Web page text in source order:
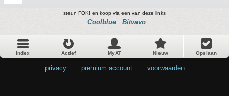
steun FOK! en koop via een van deze links
Coolblue Bitvavo
Index Actief MyAT Nieuw Opslaan
privacy premium account voorwaarden